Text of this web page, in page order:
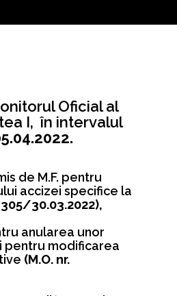
Oficial al
I, în intervalul
de M.F. pentru
accizei specifice la
305/30.03.2022),
anularea unor
pentru modificarea
(M.O. nr.